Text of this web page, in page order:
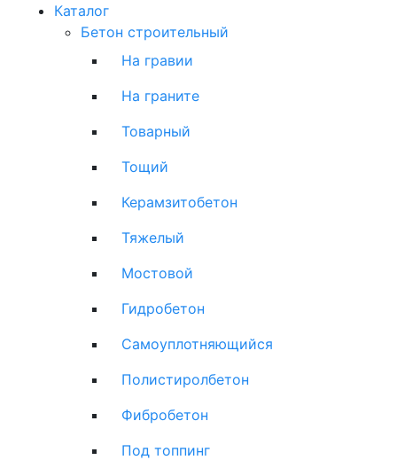
Каталог
Бетон строительный
На гравии
На граните
Товарный
Тощий
Керамзитобетон
Тяжелый
Мостовой
Гидробетон
Самоуплотняющийся
Полистиролбетон
Фибробетон
Под топпинг